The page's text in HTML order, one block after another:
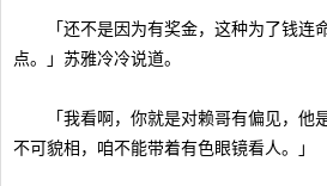
「还不是因为有奖金，这种为了钱连
点。」苏雅冷冷说道。
「我看啊，你就是对赖哥有偏见，他
不可貌相，咱不能带着有色眼镜看人。」